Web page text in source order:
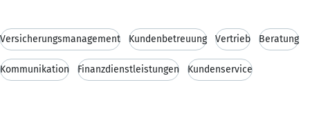
Versicherungsmanagement Kundenbetreuung Vertrieb Beratung
Kommunikation Finanzdienstleistungen Kundenservice